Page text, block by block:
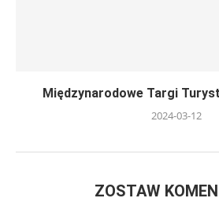
Międzynarodowe Targi
2024-03-12
ZOSTAW